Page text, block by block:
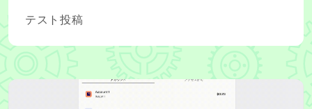
テスト投稿
x402ペイウォール動作デモ